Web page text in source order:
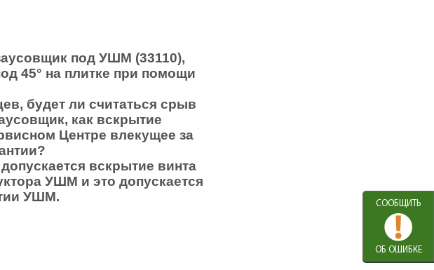
под УШМ (33110),
45° на плитке при помощи
будет ли считаться срыв
как вскрытие
Центре влекущее за
вскрытие винта
УШМ и это допускается
УШМ.
СООБЩИТЬ
ОБ ОШИБКЕ